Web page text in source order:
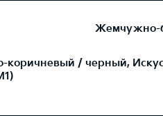
Жемчужно-
коричневый / черный,